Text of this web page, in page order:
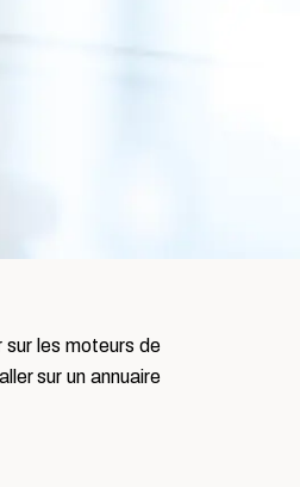
sur les moteurs de
sur un annuaire